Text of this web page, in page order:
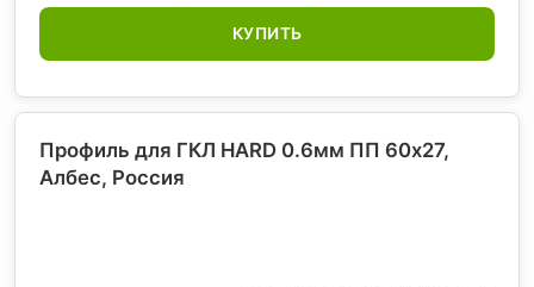
КУПИТЬ
Профиль для ГКЛ HARD 0.6мм ПП 60х27,
Албес, Россия